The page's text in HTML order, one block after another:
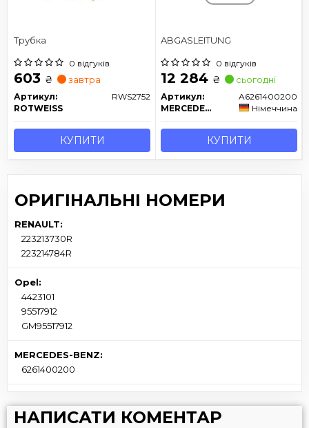
Трубка
0 відгуків
603 ₴ завтра
Артикул:
RWS2752
ROTWEISS
КУПИТИ
ABGASLEITUNG
0 відгуків
12 284 ₴ сьогодні
Артикул:
A6261400200
MERCEDES-BENZ
Німеччина
КУПИТИ
ОРИГІНАЛЬНІ НОМЕРИ
RENAULT:
223213730R
223214784R
Opel:
4423101
95517912
GM95517912
MERCEDES-BENZ:
6261400200
НАПИСАТИ КОМЕНТАР